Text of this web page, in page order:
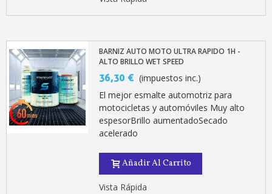
BARNIZ AUTO MOTO ULTRA RAPIDO 1H -
ALTO BRILLO WET SPEED
36,30 € (impuestos inc.)
El mejor esmalte automotriz para
motocicletas y automóviles Muy alto
espesorBrillo aumentadoSecado
acelerado
Añadir Al Carrito
Vista Rápida